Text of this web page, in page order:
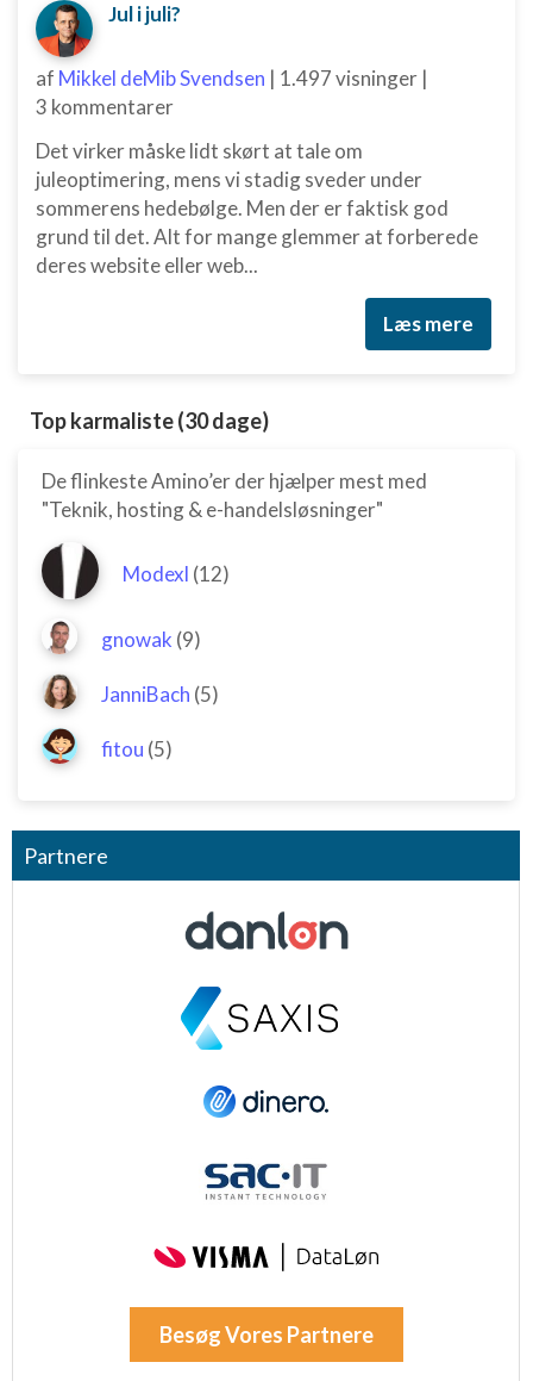
Jul i juli?
af Mikkel deMib Svendsen | 1.497 visninger |
3 kommentarer
Det virker måske lidt skørt at tale om
juleoptimering, mens vi stadig sveder under
sommerens hedebølge. Men der er faktisk god
grund til det. Alt for mange glemmer at forberede
deres website eller web...
Læs mere
Top karmaliste (30 dage)
De flinkeste Amino’er der hjælper mest med
"Teknik, hosting & e-handelsløsninger"
Modexl (12)
gnowak (9)
JanniBach (5)
fitou (5)
Partnere
Besøg Vores Partnere